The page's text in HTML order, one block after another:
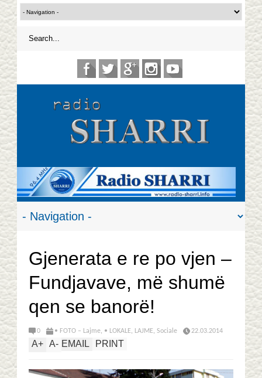
Gjenerata e re po vjen –
Fundjavave, më shumë
qen se banorë!
0 • FOTO – Lajme, • LOKALE, LAJME, Sociale 22.03.2014
A+ A- EMAIL PRINT